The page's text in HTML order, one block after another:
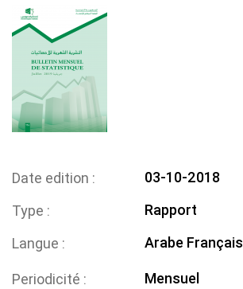
Date edition
03-10-2018
Type
Rapport
Langue
Arabe Français
Periodicité
Mensuel